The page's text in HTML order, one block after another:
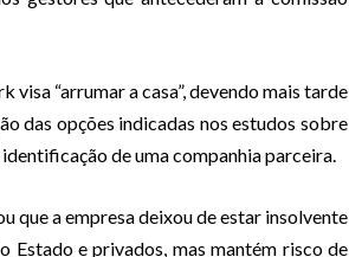
“arrumar a casa”, devendo mais tarde
das opções indicadas nos estudos sobre
de uma companhia parceira.
que a empresa deixou de estar insolvente
Estado e privados, mas mantém risco de